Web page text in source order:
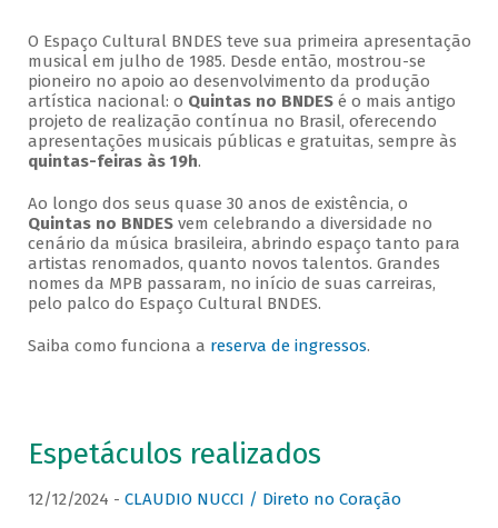
O Espaço Cultural BNDES teve sua primeira apresentação
musical em julho de 1985. Desde então, mostrou-se
pioneiro no apoio ao desenvolvimento da produção
artística nacional: o Quintas no BNDESé o mais antigo
projeto de realização contínua no Brasil, oferecendo
apresentações musicais públicas e gratuitas, sempre às
quintas-feiras às 19h.
Ao longo dos seus quase 30 anos de existência, o
Quintas no BNDESvem celebrando a diversidade no
cenário da música brasileira, abrindo espaço tanto para
artistas renomados, quanto novos talentos. Grandes
nomes da MPB passaram, no início de suas carreiras,
pelo palco do Espaço Cultural BNDES.
Saiba como funciona a reserva de ingressos.
Espetáculos realizados
12/12/2024 - CLAUDIO NUCCI / Direto no Coração